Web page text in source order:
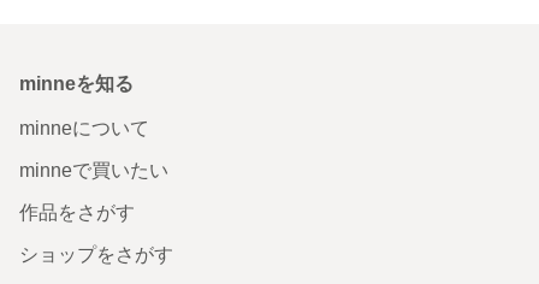
minneを知る
minneについて
minneで買いたい
作品をさがす
ショップをさがす